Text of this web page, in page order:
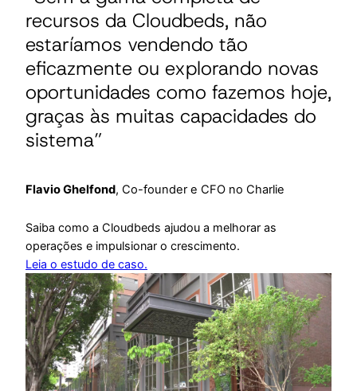
recursos da Cloudbeds, não
estaríamos vendendo tão
eficazmente ou explorando novas
oportunidades como fazemos hoje,
graças às muitas capacidades do
sistema”
Flavio Ghelfond, Co-founder e CFO no Charlie
Saiba como a Cloudbeds ajudou a melhorar as
operações e impulsionar o crescimento.
Leia o estudo de caso.